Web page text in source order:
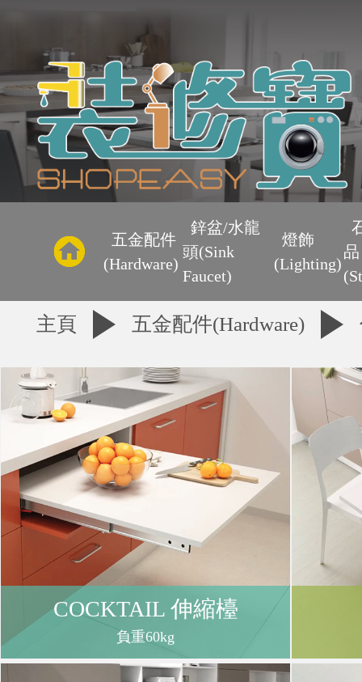
主
頁
優
惠
區
購
物
車
登
入
/
五金配件
(Hardware)
鋅盆/水龍
頭(Sink
Faucet)
燈飾
(Lighting)
品
主頁 五金配件(Hardware)
COCKTAIL 伸縮檯
負重60kg